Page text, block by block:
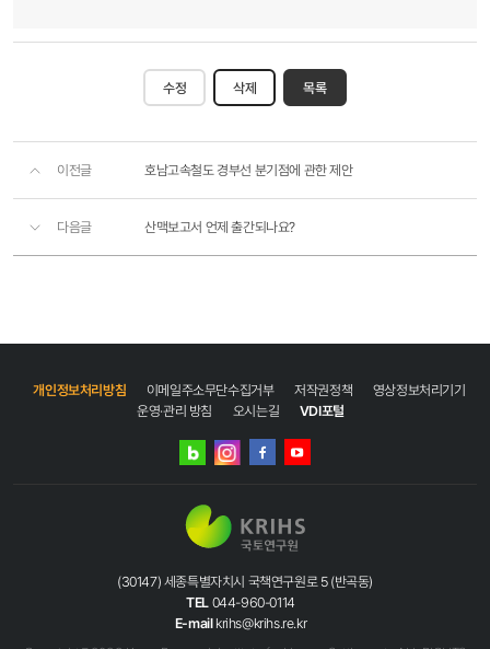
수정 삭제 목록
이전글 호남고속철도 경부선 분기점에 관한 제안
다음글 산맥보고서 언제 출간되나요?
개인정보처리방침 이메일주소무단수집거부 저작권정책
영상정보처리기기
운영·관리 방침
오시는길 VDI포털
네이버
인스타그램
(30147) 세종특별자치시 국책연구원로 5 (반곡동)
TEL 044-960-0114
E-mail krihs@krihs.re.kr